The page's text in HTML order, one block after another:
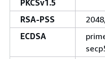
PKCSv1.5
RSA-PSS
ECDSA